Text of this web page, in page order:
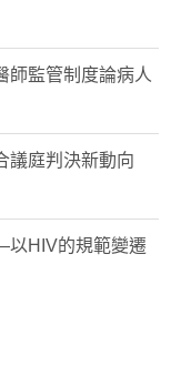
師監管制度論病人
議庭判決新動向
以HIV的規範變遷